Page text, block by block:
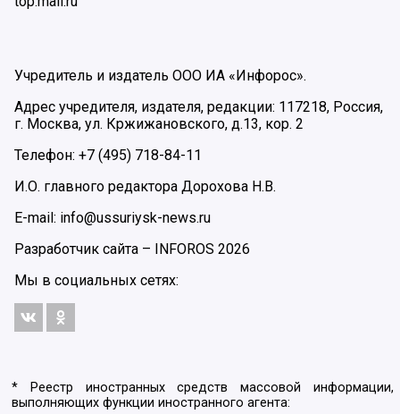
Учредитель и издатель ООО ИА «Инфорос».
Адрес учредителя, издателя, редакции: 117218, Россия,
г. Москва, ул. Кржижановского, д.13, кор. 2
Телефон: +7 (495) 718-84-11
И.О. главного редактора Дорохова Н.В.
E-mail: info@ussuriysk-news.ru
Разработчик сайта –
INFOROS 2026
Мы в социальных сетях:
* Реестр иностранных средств массовой информации,
выполняющих функции иностранного агента: